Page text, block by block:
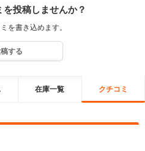
投稿しませんか？
を書き込めます。
する
在庫一覧 クチコミ